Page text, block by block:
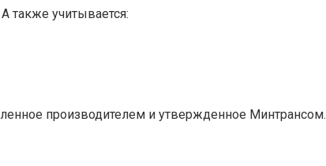
также учитывается:
производителем и утвержденное Минтрансом.